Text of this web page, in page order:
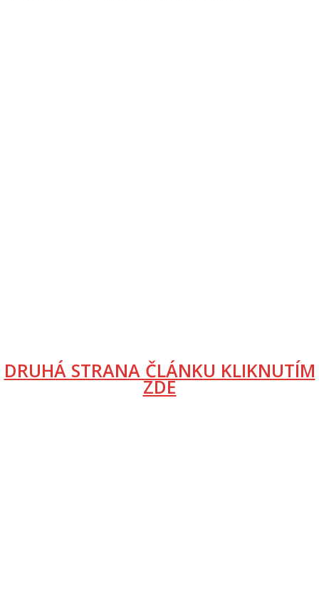
DRUHÁ STRANA ČLÁNKU KLIKNUTÍM
ZDE